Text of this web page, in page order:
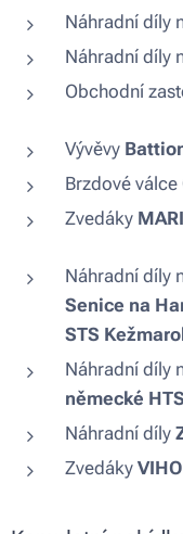
Náhradní díly
Náhradní díly
Obchodní
Vývěvy
Brzdové válce
Zvedáky
Náhradní díly
Senice na
STS
Náhradní díly
německé
Náhradní díly
Zvedáky